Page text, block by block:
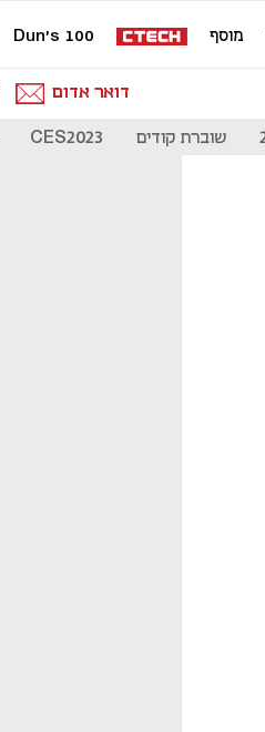
מוסף Dun's 100
דואר אדום
שוברת קודים CES2023